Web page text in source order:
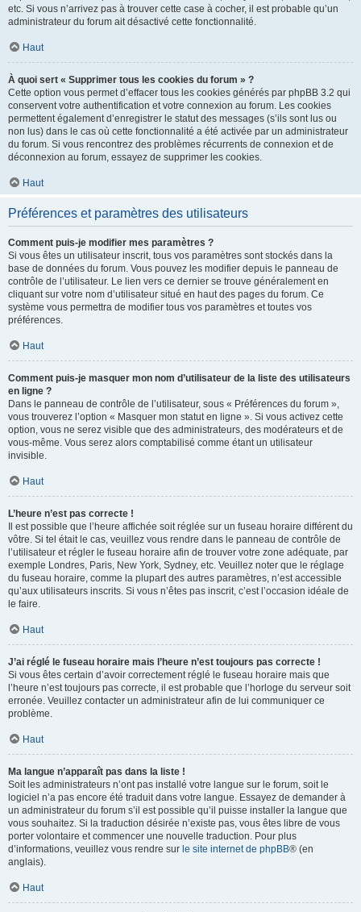
etc. Si vous n’arrivez pas à trouver cette case à cocher, il est probable qu’un
administrateur du forum ait désactivé cette fonctionnalité.
Haut
À quoi sert « Supprimer tous les cookies du forum » ?
Cette option vous permet d’effacer tous les cookies générés par phpBB 3.2 qui
conservent votre authentification et votre connexion au forum. Les cookies
permettent également d’enregistrer le statut des messages (s’ils sont lus ou
non lus) dans le cas où cette fonctionnalité a été activée par un administrateur
du forum. Si vous rencontrez des problèmes récurrents de connexion et de
déconnexion au forum, essayez de supprimer les cookies.
Haut
Préférences et paramètres des utilisateurs
Comment puis-je modifier mes paramètres ?
Si vous êtes un utilisateur inscrit, tous vos paramètres sont stockés dans la
base de données du forum. Vous pouvez les modifier depuis le panneau de
contrôle de l’utilisateur. Le lien vers ce dernier se trouve généralement en
cliquant sur votre nom d’utilisateur situé en haut des pages du forum. Ce
système vous permettra de modifier tous vos paramètres et toutes vos
préférences.
Haut
Comment puis-je masquer mon nom d’utilisateur de la liste des utilisateurs
en ligne ?
Dans le panneau de contrôle de l’utilisateur, sous « Préférences du forum »,
vous trouverez l’option « Masquer mon statut en ligne ». Si vous activez cette
option, vous ne serez visible que des administrateurs, des modérateurs et de
vous-même. Vous serez alors comptabilisé comme étant un utilisateur
invisible.
Haut
L’heure n’est pas correcte !
Il est possible que l’heure affichée soit réglée sur un fuseau horaire différent du
vôtre. Si tel était le cas, veuillez vous rendre dans le panneau de contrôle de
l’utilisateur et régler le fuseau horaire afin de trouver votre zone adéquate, par
exemple Londres, Paris, New York, Sydney, etc. Veuillez noter que le réglage
du fuseau horaire, comme la plupart des autres paramètres, n’est accessible
qu’aux utilisateurs inscrits. Si vous n’êtes pas inscrit, c’est l’occasion idéale de
le faire.
Haut
J’ai réglé le fuseau horaire mais l’heure n’est toujours pas correcte !
Si vous êtes certain d’avoir correctement réglé le fuseau horaire mais que
l’heure n’est toujours pas correcte, il est probable que l’horloge du serveur soit
erronée. Veuillez contacter un administrateur afin de lui communiquer ce
problème.
Haut
Ma langue n’apparaît pas dans la liste !
Soit les administrateurs n’ont pas installé votre langue sur le forum, soit le
logiciel n’a pas encore été traduit dans votre langue. Essayez de demander à
un administrateur du forum s’il est possible qu’il puisse installer la langue que
vous souhaitez. Si la traduction désirée n’existe pas, vous êtes libre de vous
porter volontaire et commencer une nouvelle traduction. Pour plus
d’informations, veuillez vous rendre sur le site internet de phpBB® (en
anglais).
Haut